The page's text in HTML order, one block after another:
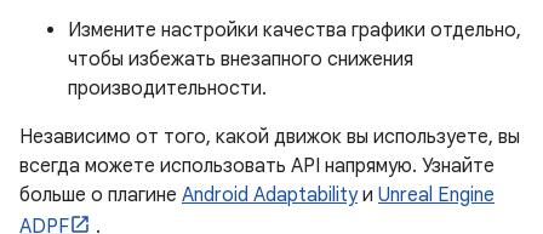
Измените настройки качества графики отдельно,
чтобы избежать внезапного снижения
производительности.
Независимо от того, какой движок вы используете, вы
всегда можете использовать API напрямую. Узнайте
больше о плагине Android Adaptabilityи Unreal Engine
ADPF
.